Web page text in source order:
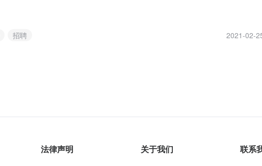
招聘 2021-02-
法律声明 关于我们 联系